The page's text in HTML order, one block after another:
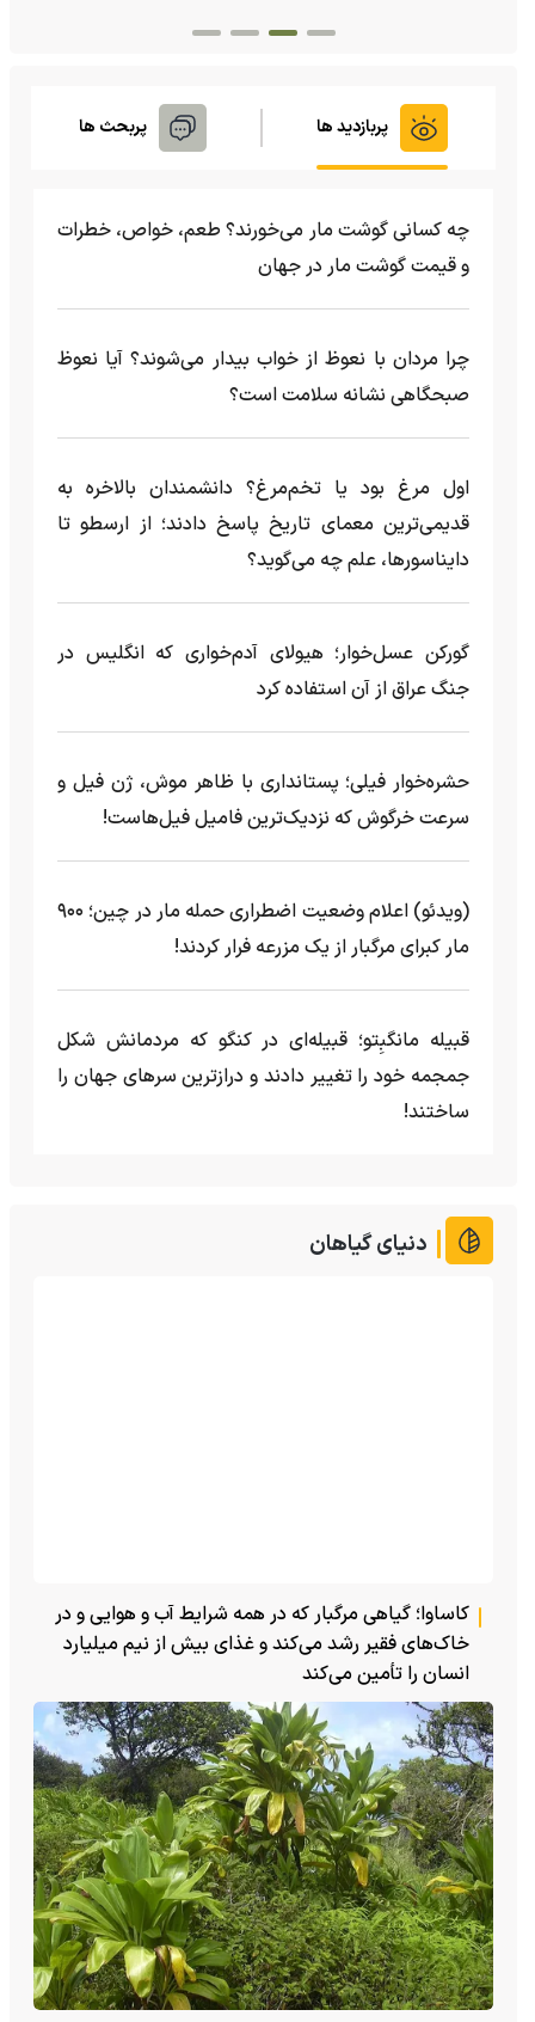
پربازدید ها پربحث ها
چه کسانی گوشت مار می‌خورند؟ طعم، خواص، خطرات
و قیمت گوشت مار در جهان
چرا مردان با نعوظ از خواب بیدار می‌شوند؟ آیا نعوظ
صبحگاهی نشانه سلامت است؟
اول مرغ بود یا تخم‌مرغ؟ دانشمندان بالاخره به
قدیمی‌ترین معمای تاریخ پاسخ دادند؛ از ارسطو تا
دایناسورها، علم چه می‌گوید؟
گورکن عسل‌خوار؛ هیولای آدم‌خواری که انگلیس در
جنگ عراق از آن استفاده کرد
حشره‌خوار فیلی؛ پستانداری با ظاهر موش، ژن فیل و
سرعت خرگوش که نزدیک‌ترین فامیل فیل‌هاست!
(ویدئو) اعلام وضعیت اضطراری حمله مار‌ در چین؛ ۹۰۰
مار کبرای مرگبار از یک مزرعه‌ فرار کردند!
قبیله مانگبِتو؛ قبیله‌ای در کنگو که مردمانش شکل
جمجمه خود را تغییر دادند و درازترین سرهای جهان را
ساختند!
دنیای گیاهان
کاساوا؛ گیاهی مرگبار که در همه شرایط آب و هوایی و در
خاک‌های فقیر رشد می‌کند و غذای بیش از نیم میلیارد
انسان را تأمین می‌کند